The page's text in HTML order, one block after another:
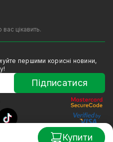
Купити
HDD
цікавить.
першими корисні новини,
Підписатися